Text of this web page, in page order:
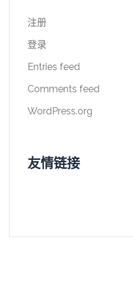
注册
登录
Entries feed
Comments feed
WordPress.org
友情链接